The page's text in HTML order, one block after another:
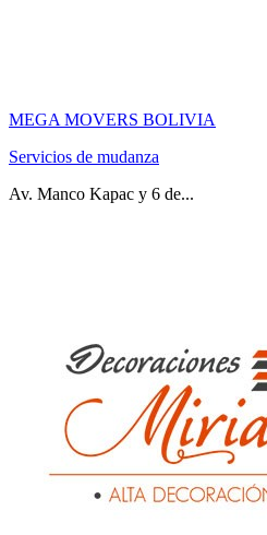
MEGA MOVERS BOLIVIA
Servicios de mudanza
Av. Manco Kapac y 6 de...